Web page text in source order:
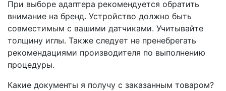
При выборе адаптера рекомендуется обратить
внимание на бренд. Устройство должно быть
совместимым с вашими датчиками. Учитывайте
толщину иглы. Также следует не пренебрегать
рекомендациями производителя по выполнению
процедуры.
Какие документы я получу с заказанным товаром?